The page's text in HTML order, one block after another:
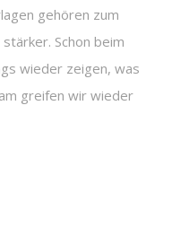
gehören zum
Schon beim
wieder zeigen, was
greifen wir wieder